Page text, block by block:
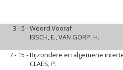
3 - 5 -Woord Vooraf
IBSCH, E., VAN GORP, H.
7 - 15 -Bijzondere en algemene
CLAES, P.